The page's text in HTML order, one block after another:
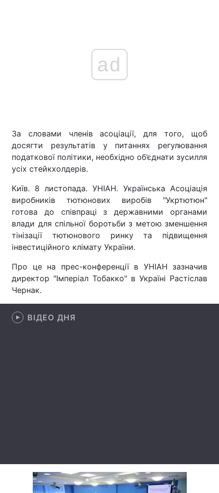
Україна Політика
Економіка
Спорт Наука
Техно і зв'язок Лайт
Зброя Інциденти
Здоров'я Туризм
Цікавинки Погода
Екологія
Лонгріди
ad
За словами членів асоціації, для того, щоб
досягти результатів у питаннях регулювання
податкової політики, необхідно об’єднати зусилля
усіх стейкхолдерів.
Київ. 8 листопада. УНІАН. Українська Асоціація
виробників тютюнових виробів "Укртютюн"
готова до співпраці з державними органами
влади для спільної боротьби з метою зменшення
тінізації тютюнового ринку та підвищення
інвестиційного клімату України.
Про це на прес-конференції в УНІАН зазначив
директор "Імперіал Тобакко" в Україні Растіслав
Чернак.
ВІДЕО ДНЯ